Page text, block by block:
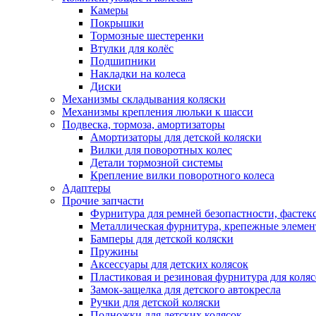
Камеры
Покрышки
Тормозные шестеренки
Втулки для колёс
Подшипники
Накладки на колеса
Диски
Механизмы складывания коляски
Механизмы крепления люльки к шасси
Подвеска, тормоза, амортизаторы
Амортизаторы для детской коляски
Вилки для поворотных колес
Детали тормозной системы
Крепление вилки поворотного колеса
Адаптеры
Прочие запчасти
Фурнитура для ремней безопастности,
Металлическая фурнитура, крепежные
Бамперы для детской коляски
Пружины
Аксессуары для детских колясок
Пластиковая и резиновая фурнитура для
Замок-защелка для детского автокресла
Ручки для детской коляски